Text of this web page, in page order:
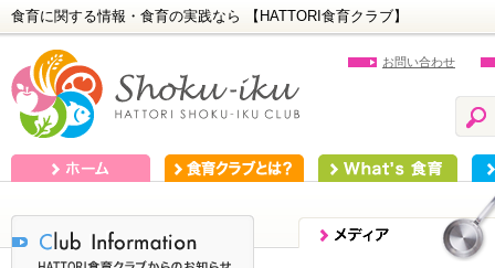
食育に関する情報・食育の実践なら 【HATTORI食育クラブ】
お問い合わせ